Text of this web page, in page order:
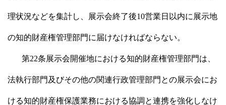
理状況などを集計し、展示会終了後10営業日以内に展示地
の知的財産権管理部門に届けなければならない。
第22条展示会開催地における知的財産権管理部門は、
法執行部門及びその他の関連行政管理部門との展示会にお
ける知的財産権保護業務における協調と連携を強化しなけ